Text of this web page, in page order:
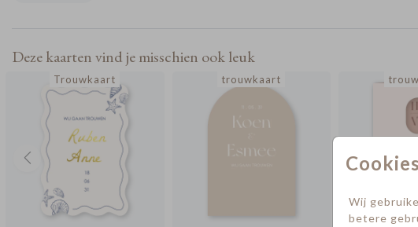
Cookies
Wij
betere
Deze kaarten vind je misschien ook leuk
Trouwkaart trouwkaart